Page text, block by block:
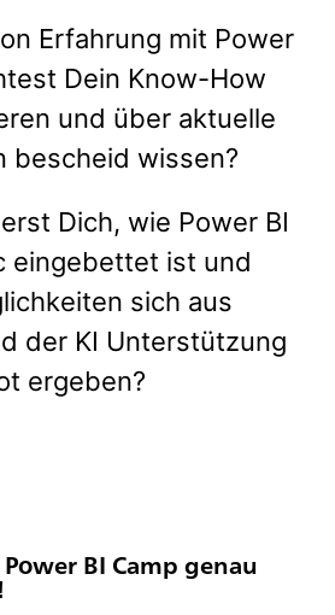
Erfahrung mit Power
Dein Know-How
und über aktuelle
bescheid wissen?
Dich, wie Power BI
eingebettet ist und
sich aus
der KI Unterstützung
ergeben?
BI Camp genau